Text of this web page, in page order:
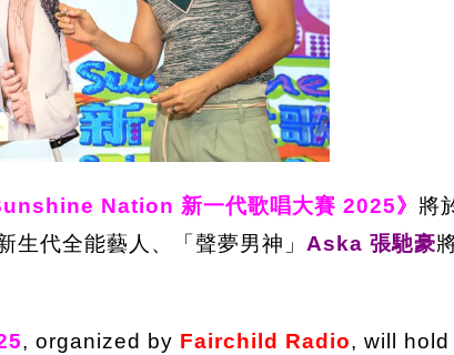
Nation 新一代歌唱大賽 2025》 將
生代全能藝人、「聲夢男神」 Aska 張馳豪
, organized by Fairchild Radio, will